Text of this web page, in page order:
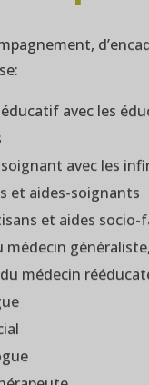
avec les
avec les
et aides-soignants
et aides socio-
médecin généraliste,
médecin